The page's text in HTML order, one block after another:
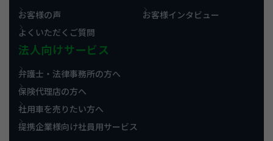
お客様の声
お客様インタビュー
よくいただくご質問
法人向けサービス
弁護士・法律事務所の方へ
保険代理店の方へ
社用車を売りたい方へ
提携企業様向け社員用サービス